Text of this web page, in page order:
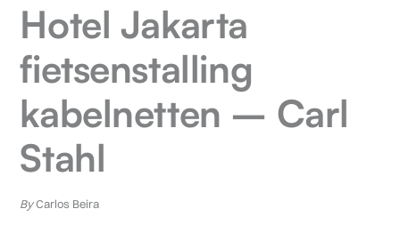
Hotel Jakarta
fietsenstalling
kabelnetten – Carl
Stahl
ByCarlos Beira